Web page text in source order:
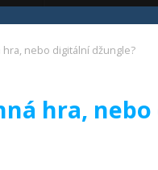
hra, nebo digitální džungle?
hra,